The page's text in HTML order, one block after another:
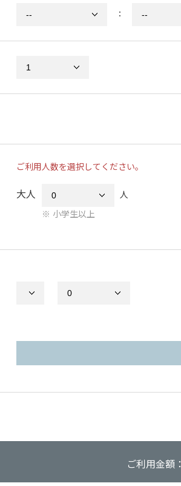
：
ご利用人数を選択してください。
大人
人
小学生以上
ご利用金額：